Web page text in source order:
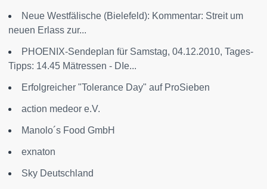
Neue Westfälische (Bielefeld): Kommentar: Streit um
neuen Erlass zur...
PHOENIX-Sendeplan für Samstag, 04.12.2010, Tages-
Tipps: 14.45 Mätressen - DIe...
Erfolgreicher "Tolerance Day" auf ProSieben
action medeor e.V.
Manolo´s Food GmbH
exnaton
Sky Deutschland